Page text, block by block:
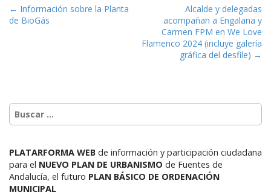
Navegación de entradas
← Información sobre la Planta
de BioGás
Alcalde y delegadas
acompañan a Engalana y
Carmen FPM en We Love
Flamenco 2024 (incluye galería
gráfica del desfile) →
PLATARFORMA WEB de información y participación ciudadana
para el NUEVO PLAN DE URBANISMO de Fuentes de
Andalucía, el futuro PLAN BÁSICO DE ORDENACIÓN
MUNICIPAL